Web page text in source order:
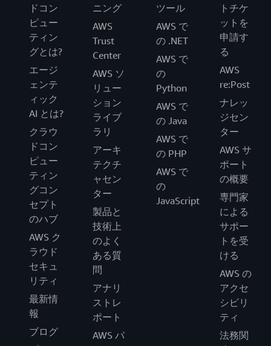
ドコン
ピュー
ティン
グとは?
エージ
ェンテ
ィック
AI とは?
クラウ
ドコン
ピュー
ティン
グコン
セプト
のハブ
AWS ク
ラウド
セキュ
リティ
最新情
報
ブログ
ニング
AWS
Trust
Center
AWS ソ
リュー
ション
ライブ
ラリ
アーキ
テクチ
ャセン
ター
製品と
技術上
のよく
ある質
問
アナリ
ストレ
ポート
AWS パ
ツール
AWS で
の .NET
AWS で
の
Python
AWS で
の Java
AWS で
の PHP
AWS で
の
JavaScript
トチケ
ットを
申請す
る
AWS
re:Post
ナレッ
ジセン
ター
AWS サ
ポート
の概要
専門家
による
サポー
トを受
ける
AWS の
アクセ
シビリ
ティ
法務関